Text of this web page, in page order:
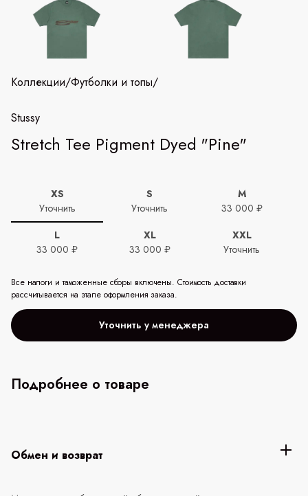
Коллекции/Футболки и топы/
Stussy
Stretch Tee Pigment Dyed "Pine"
XS
Уточнить
S
Уточнить
M
33 000 ₽
L
33 000 ₽
XL
33 000 ₽
XXL
Уточнить
Все налоги и таможенные сборы включены. Стоимость доставки
рассчитывается на этапе оформления заказа.
Уточнить у менеджера
Подробнее о товаре
Обмен и возврат